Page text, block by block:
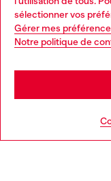
sélectionner vos
Gérer mes
Notre politique de
Choose your location
You are currently
may be based in